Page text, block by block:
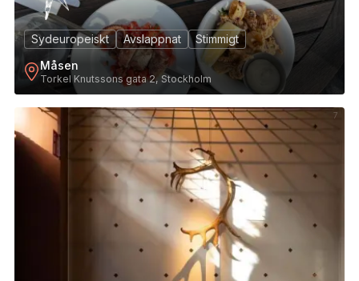
Sydeuropeiskt Avslappnat
Stimmigt
Måsen
Torkel Knutssons gata 2, Stockholm
7